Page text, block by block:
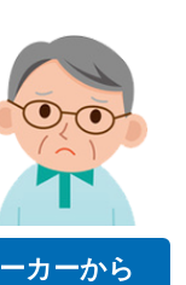
カーから